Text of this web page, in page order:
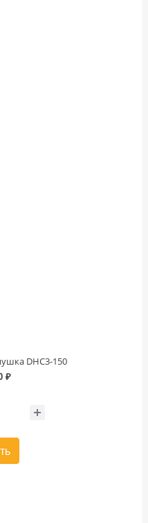
DHC3-150
₽